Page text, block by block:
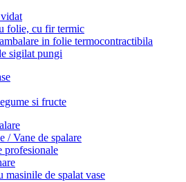
folie, cu fir termic
in folie termocontractibila
sigilat pungi
si fructe
/ Vane de spalare
profesionale
masinile de spalat vase